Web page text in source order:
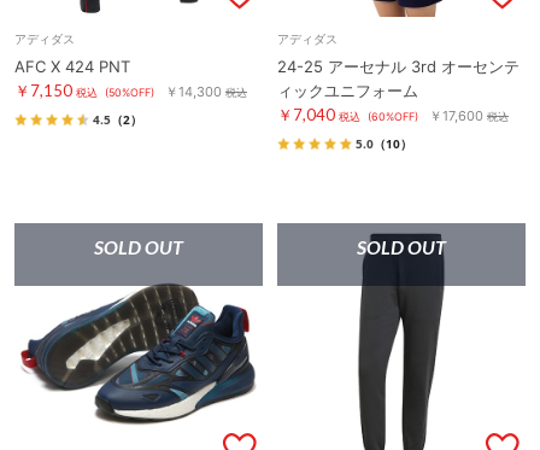
アディダス
AFC X 424 PNT
￥7,150 税込 (50%OFF) ￥14,300 税込
4.5 （2）
アディダス
24-25 アーセナル 3rd オーセンテ
ィックユニフォーム
￥7,040 税込 (60%OFF) ￥17,600 税込
5.0 （10）
SOLD OUT SOLD OUT